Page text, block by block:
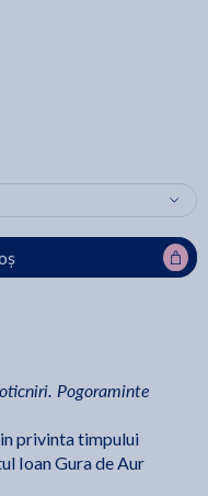
Pogoraminte
privinta timpului
Ioan Gura de Aur